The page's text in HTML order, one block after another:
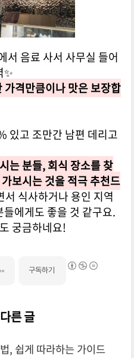
서 음료 사서 사무실 들어
격만큼이나 맛은 보장합
있고 조만간 남편 데리고
는 분들, 회식 장소를 찾
보시는 것을 적극 추천드
식사하거나 용인 지역
에게도 좋을 것 같구요.
궁금하네요!
구독하기
른 글
, 쉽게 따라하는 가이드